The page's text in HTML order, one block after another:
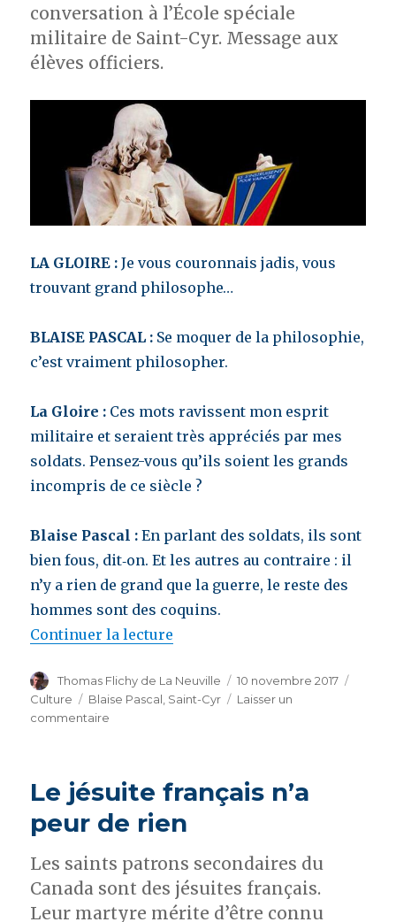
conversation à l’École spéciale
militaire de Saint-Cyr. Message aux
élèves officiers.
LA GLOIRE : Je vous couronnais jadis, vous
trouvant grand philosophe…
BLAISE PASCAL : Se moquer de la philosophie,
c’est vraiment philosopher.
La Gloire : Ces mots ravissent mon esprit
militaire et seraient très appréciés par mes
soldats. Pensez-vous qu’ils soient les grands
incompris de ce siècle ?
Blaise Pascal : En parlant des soldats, ils sont
bien fous, dit‑on. Et les autres au contraire : il
n’y a rien de grand que la guerre, le reste des
hommes sont des coquins.
Continuer la lecture
Auteur
Thomas Flichy de La Neuville
Publié
le
10 novembre 2017
Culture
Étiquettes
Blaise Pascal Saint-Cyr
Laisser un
commentaire
officiers,
de
la
et
de
Le jésuite français n’a
peur de rien
Les saints patrons secondaires du
Canada sont des jésuites français.
Leur martyre mérite d’être connu